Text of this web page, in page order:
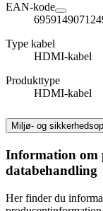
EAN-kode
Type kabel
HDMI-kabel
Produkttype
HDMI-kabel
Miljø- og
Information om
databehandling
Her finder du